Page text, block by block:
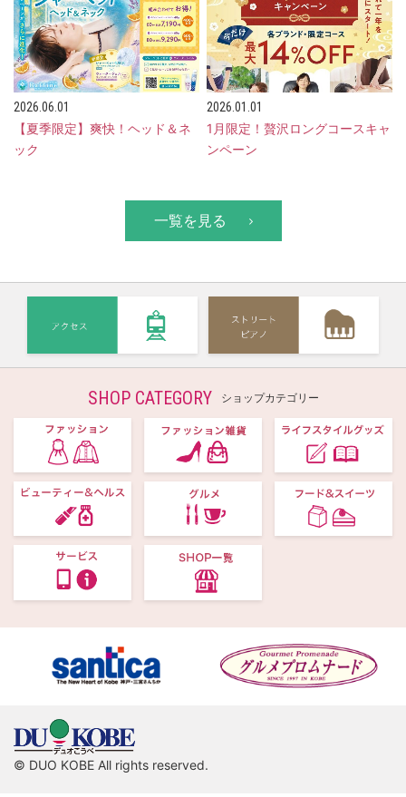
2026.06.01
【夏季限定】爽快！ヘッド＆ネ
ック
2026.01.01
1月限定！贅沢ロングコースキャ
ンペーン
一覧を見る
SHOP CATEGORY ショップカテゴリー
© DUO KOBE All rights reserved.